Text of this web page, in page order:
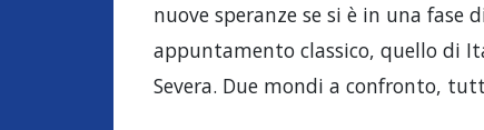
nuove speranze se si è in una fase
appuntamento classico, quello di
Severa. Due mondi a confronto,